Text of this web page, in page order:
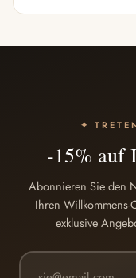
✦
-15% auf
Abonnieren Sie den
Ihren Willkommens-
exklusive